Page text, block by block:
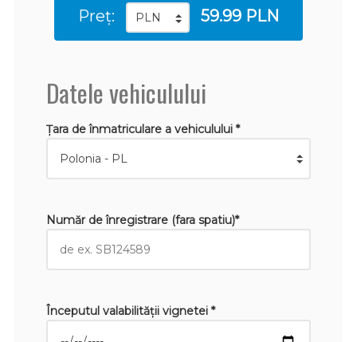
Preț: 59.99 PLN
Datele vehiculului
Țara de înmatriculare a vehiculului *
Număr de înregistrare (fara spatiu)*
Începutul valabilităţii vignetei *